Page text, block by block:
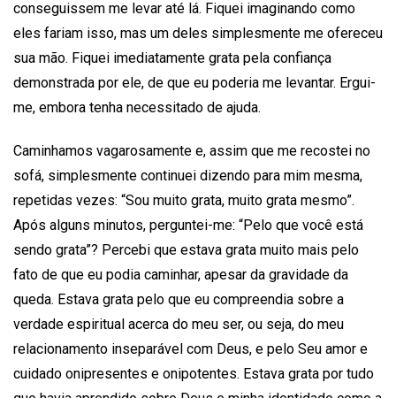
conseguissem me levar até lá. Fiquei imaginando como
eles fariam isso, mas um deles simplesmente me ofereceu
sua mão. Fiquei imediatamente grata pela confiança
demonstrada por ele, de que eu poderia me levantar. Ergui-
me, embora tenha necessitado de ajuda.
Caminhamos vagarosamente e, assim que me recostei no
sofá, simplesmente continuei dizendo para mim mesma,
repetidas vezes: “Sou muito grata, muito grata mesmo”.
Após alguns minutos, perguntei-me: “Pelo que você está
sendo grata”? Percebi que estava grata muito mais pelo
fato de que eu podia caminhar, apesar da gravidade da
queda. Estava grata pelo que eu compreendia sobre a
verdade espiritual acerca do meu ser, ou seja, do meu
relacionamento inseparável com Deus, e pelo Seu amor e
cuidado onipresentes e onipotentes. Estava grata por tudo